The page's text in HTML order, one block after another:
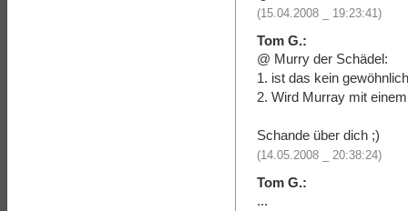
(15.04.2008 _ 19:23:41)
Tom G.:
@ Murry der Schädel:
1. ist das kein
2. Wird Murray mit
Schande über dich ;)
(14.05.2008 _ 20:38:24)
Tom G.:
...